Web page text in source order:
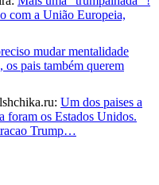
com a União Europeia,
mudar mentalidade
pais também querem
Um dos paises a
foram os Estados Unidos.
Trump…